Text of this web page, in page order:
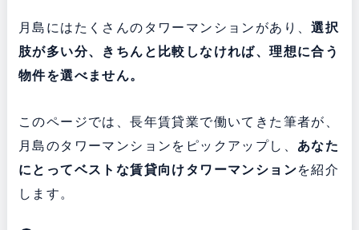
月島にはたくさんのタワーマンションがあり、選択
肢が多い分、きちんと比較しなければ、理想に合う
物件を選べません。
このページでは、長年賃貸業で働いてきた筆者が、
月島のタワーマンションをピックアップし、 あなた
にとってベストな賃貸向けタワーマンションを紹介
します。